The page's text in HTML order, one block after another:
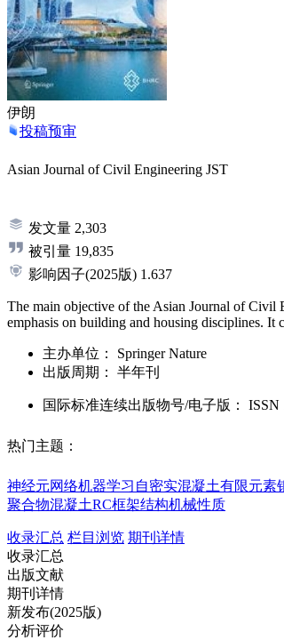
伊朗
投稿预审
Asian Journal of Civil Engineering JST
发文量 2,303
被引量 19,835
影响因子(2025版) 1.637
The main objective of the Asian Journal of Civil
emphasis on building and housing disciplines. It
主办单位：
Springer Nature
出版周期：
半年刊
国际标准连续出版物号/电子版 ： ISSN
热门主题：
神经元网络机器学习 自密实混凝土有限元素
聚合物混凝土RC框架结构机械性质
收录汇总 栏目浏览 期刊详情
收录汇总
出版文献
期刊详情
新发布(2025版)
分析评价